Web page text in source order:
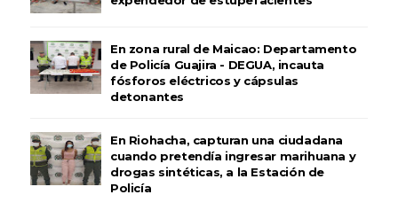
En zona rural de Maicao: Departamento
de Policía Guajira - DEGUA, incauta
fósforos eléctricos y cápsulas
detonantes
En Riohacha, capturan una ciudadana
cuando pretendía ingresar marihuana y
drogas sintéticas, a la Estación de
Policía